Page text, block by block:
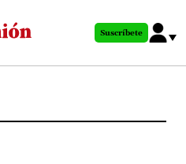
al
principal
Suscríbete